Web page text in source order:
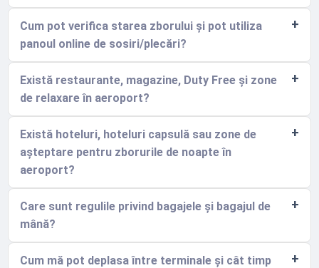
Cum pot verifica starea zborului și pot utiliza
panoul online de sosiri/plecări?
Există restaurante, magazine, Duty Free și zone
de relaxare în aeroport?
Există hoteluri, hoteluri capsulă sau zone de
așteptare pentru zborurile de noapte în
aeroport?
Care sunt regulile privind bagajele și bagajul de
mână?
Cum mă pot deplasa între terminale și cât timp